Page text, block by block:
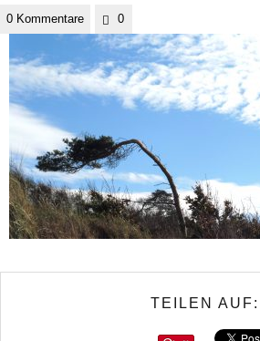
0 Kommentare 0
TEILEN AUF: